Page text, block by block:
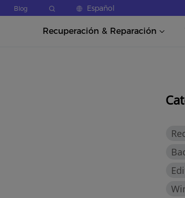
Blog Español
Recuperación & Reparación